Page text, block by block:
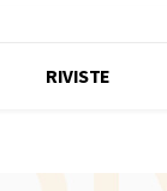
RIVISTE